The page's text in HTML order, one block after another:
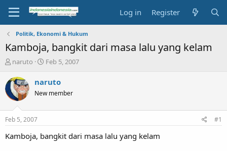
Log in Register
Politik, Ekonomi & Hukum
Kamboja, bangkit dari masa lalu yang kelam
T
r
e
a
s
t
a
naruto
S
a
t
e
Feb 5, 2007
naruto
New member
Feb 5, 2007 #1
Kamboja, bangkit dari masa lalu yang kelam